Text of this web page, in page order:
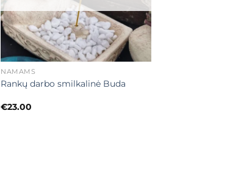
NAMAMS
Rankų darbo smilkalinė Buda
€23.00